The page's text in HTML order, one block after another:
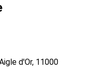
d'Or, 11000